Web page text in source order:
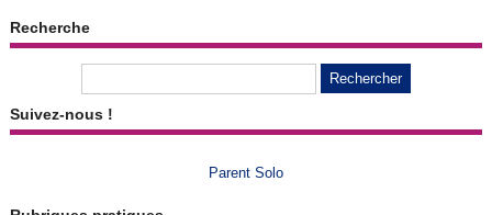
Recherche
Suivez-nous !
Parent Solo